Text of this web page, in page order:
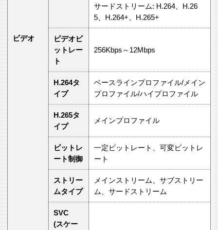
ビデオ
サードストリーム: H.264、H.26
5、H.264+、H.265+
ビデオビ
ットレー
ト
256Kbps～12Mbps
H.264タ
イプ
ベースラインプロファイル/メイン
プロファイル/ハイプロファイル
H.265タ
イプ
メインプロファイル
ビットレ
ート制御
一定ビットレート、可変ビットレ
ート
ストリー
ムタイプ
メインストリーム、サブストリー
ム、サードストリーム
SVC
(スケー